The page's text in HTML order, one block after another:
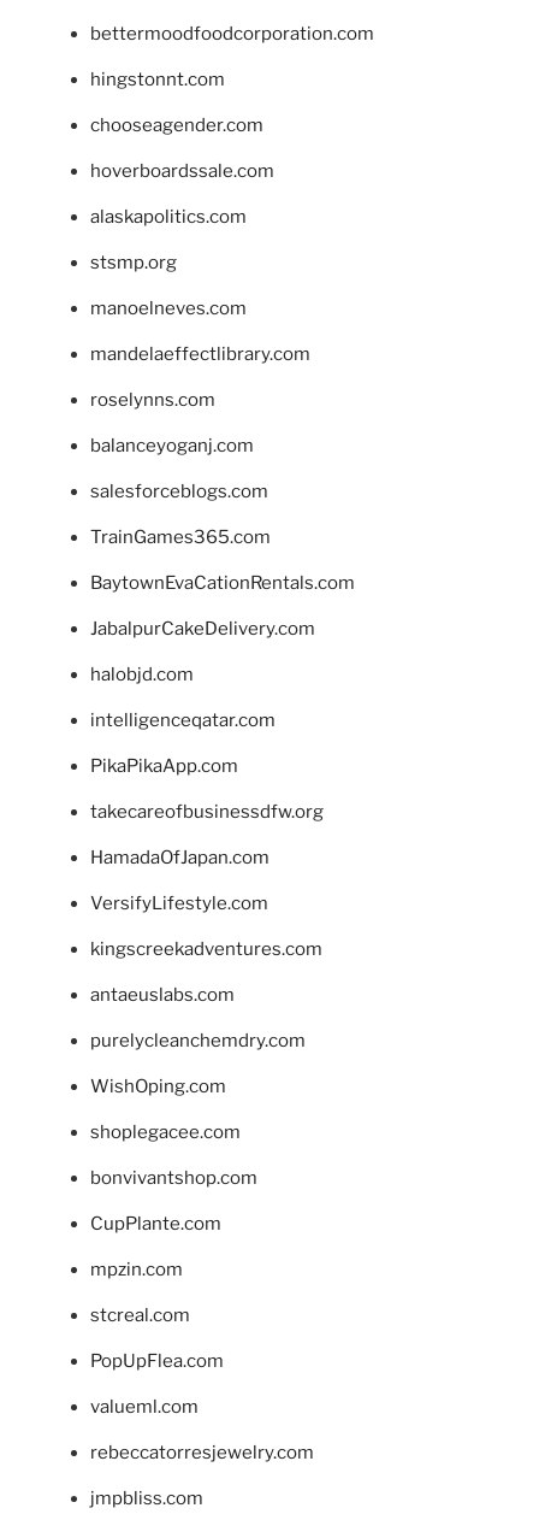
bettermoodfoodcorporation.com
hingstonnt.com
chooseagender.com
hoverboardssale.com
alaskapolitics.com
stsmp.org
manoelneves.com
mandelaeffectlibrary.com
roselynns.com
balanceyoganj.com
salesforceblogs.com
TrainGames365.com
BaytownEvaCationRentals.com
JabalpurCakeDelivery.com
halobjd.com
intelligenceqatar.com
PikaPikaApp.com
takecareofbusinessdfw.org
HamadaOfJapan.com
VersifyLifestyle.com
kingscreekadventures.com
antaeuslabs.com
purelycleanchemdry.com
WishOping.com
shoplegacee.com
bonvivantshop.com
CupPlante.com
mpzin.com
stcreal.com
PopUpFlea.com
valueml.com
rebeccatorresjewelry.com
jmpbliss.com